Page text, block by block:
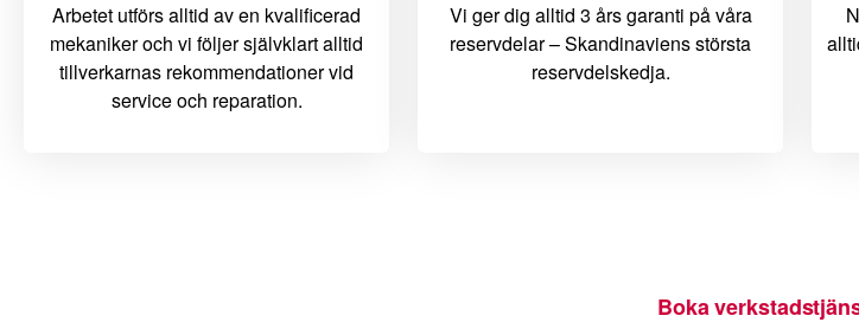
Arbetet utförs alltid av en kvalificerad
mekaniker och vi följer självklart alltid
tillverkarnas rekommendationer vid
service och reparation.
Vi ger dig alltid 3 års garanti på våra
reservdelar – Skandinaviens största
reservdelskedja.
Boka